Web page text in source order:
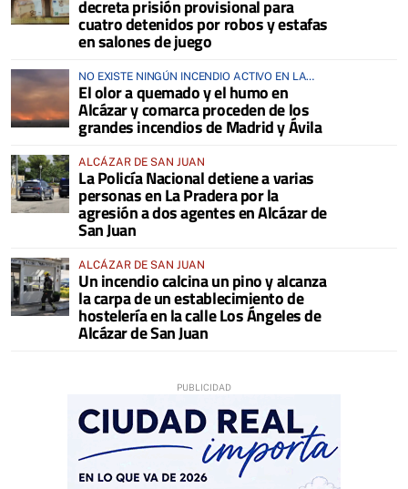
decreta prisión provisional para
cuatro detenidos por robos y estafas
en salones de juego
NO EXISTE NINGÚN INCENDIO ACTIVO EN LA
COMARCA
El olor a quemado y el humo en
Alcázar y comarca proceden de los
grandes incendios de Madrid y Ávila
ALCÁZAR DE SAN JUAN
La Policía Nacional detiene a varias
personas en La Pradera por la
agresión a dos agentes en Alcázar de
San Juan
ALCÁZAR DE SAN JUAN
Un incendio calcina un pino y alcanza
la carpa de un establecimiento de
hostelería en la calle Los Ángeles de
Alcázar de San Juan